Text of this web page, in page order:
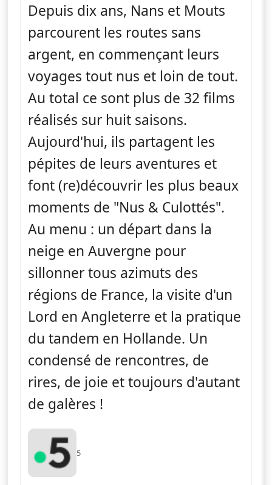
Depuis dix ans, Nans et Mouts
parcourent les routes sans
argent, en commençant leurs
voyages tout nus et loin de tout.
Au total ce sont plus de 32 films
réalisés sur huit saisons.
Aujourd'hui, ils partagent les
pépites de leurs aventures et
font (re)découvrir les plus beaux
moments de "Nus & Culottés".
Au menu : un départ dans la
neige en Auvergne pour
sillonner tous azimuts des
régions de France, la visite d'un
Lord en Angleterre et la pratique
du tandem en Hollande. Un
condensé de rencontres, de
rires, de joie et toujours d'autant
de galères !
5